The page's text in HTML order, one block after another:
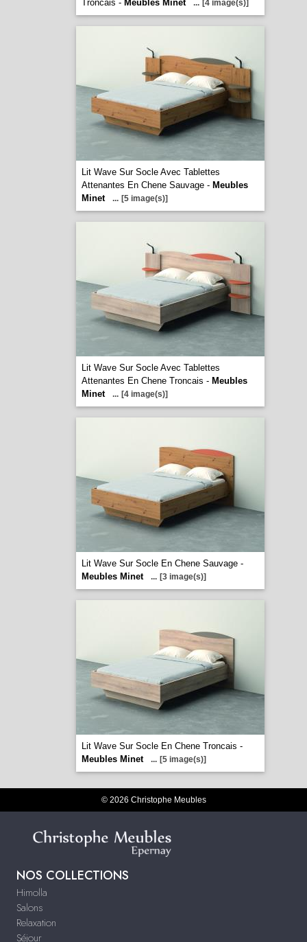
Troncais - Meubles Minet ... [4 image(s)]
Lit Wave Sur Socle Avec Tablettes
Attenantes En Chene Sauvage - Meubles
Minet
... [5 image(s)]
Lit Wave Sur Socle Avec Tablettes
Attenantes En Chene Troncais - Meubles
Minet
... [4 image(s)]
Lit Wave Sur Socle En Chene Sauvage -
Meubles Minet
... [3 image(s)]
Lit Wave Sur Socle En Chene Troncais -
Meubles Minet
... [5 image(s)]
© 2026 Christophe Meubles
NOS COLLECTIONS
Himolla
Salons
Relaxation
Séjour